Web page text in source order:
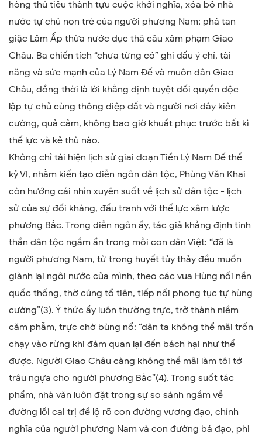
hòng thủ tiêu thành tựu cuộc khởi nghĩa, xóa bỏ nhà
nước tự chủ non trẻ của người phương Nam; phá tan
giặc Lâm Ấp thừa nước đục thả câu xâm phạm Giao
Châu. Ba chiến tích “chưa từng có” ghi dấu ý chí, tài
năng và sức mạnh của Lý Nam Đế và muôn dân Giao
Châu, đồng thời là lời khẳng định tuyệt đối quyền độc
lập tự chủ cùng thông điệp đất và người nơi đây kiên
cường, quả cảm, không bao giờ khuất phục trước bất kì
thế lực và kẻ thù nào.
Không chỉ tái hiện lịch sử giai đoạn Tiền Lý Nam Đế thế
kỷ VI, nhằm kiến tạo diễn ngôn dân tộc, Phùng Văn Khai
còn hướng cái nhìn xuyên suốt về lịch sử dân tộc - lịch
sử của sự đối kháng, đấu tranh với thế lực xâm lược
phương Bắc. Trong diễn ngôn ấy, tác giả khẳng định tinh
thần dân tộc ngầm ẩn trong mỗi con dân Việt: “đã là
người phương Nam, từ trong huyết tủy thảy đều muốn
giành lại ngôi nước của mình, theo các vua Hùng nối nền
quốc thống, thờ cúng tổ tiên, tiếp nối phong tục tự hùng
cường”(3). Ý thức ấy luôn thường trực, trở thành niềm
căm phẫm, trực chờ bùng nổ: “dân ta không thể mãi trốn
chạy vào rừng khi đám quan lại đến bách hại như thế
được. Người Giao Châu càng không thể mãi làm tôi tớ
trâu ngựa cho người phương Bắc”(4). Trong suốt tác
phẩm, nhà văn luôn đặt trong sự so sánh ngầm về
đường lối cai trị để lộ rõ con đường vương đạo, chính
nghĩa của người phương Nam và con đường bá đạo, phi